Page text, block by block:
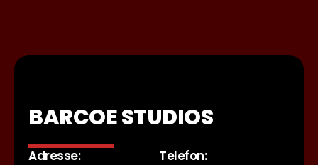
BARCOE STUDIOS
Adresse:
Telefon: